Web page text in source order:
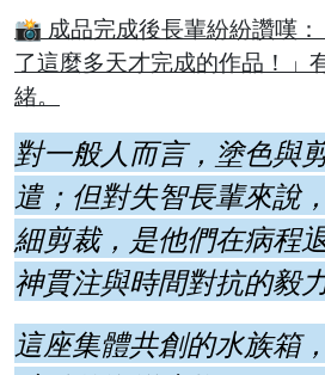
📸 成品完成後長輩紛紛讚嘆
了這麼多天才完成的作品！」
緒。
對一般人而言，塗色與
遣；但對失智長輩來說
細剪裁，是他們在病程
神貫注與時間對抗的毅力
這座集體共創的水族箱